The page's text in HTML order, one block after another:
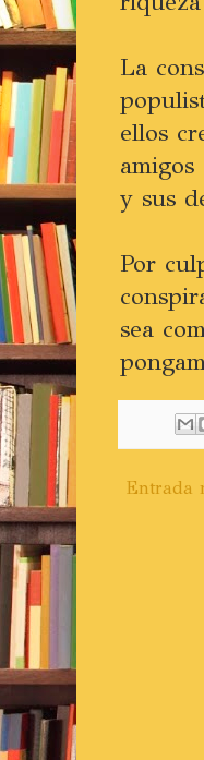
La
ellos
y sus
Por
sea
Entrada